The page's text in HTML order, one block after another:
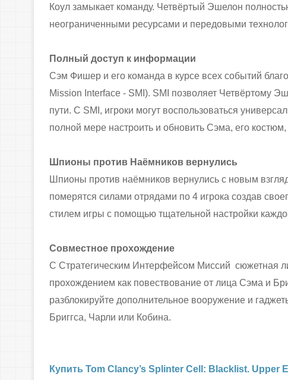
Коул замыкает команду. Четвёртый Эшелон
неограниченными ресурсами и передовыми
Полный доступ к информации
Сэм Фишер и его команда в курсе всех событий
Mission Interface - SMI). SMI позволяет Четвёртому
пути. С SMI, игроки могут воспользоваться
полной мере настроить и обновить Сэма, его
Шпионы против Наёмников вернулись
Шпионы против наёмников вернулись с новым
померятся силами отрядами по 4 игрока создав
стилем игры с помощью тщательной настройки
Совместное прохождение
С Стратегическим Интерфейсом Миссий сюжетная
прохождением как повествование от лица Сэма и
разблокируйте дополнительное вооружение и
Бриггса, Чарли или Кобина.
Купить Tom Clancy’s Splinter Cell: Blacklist. Upper